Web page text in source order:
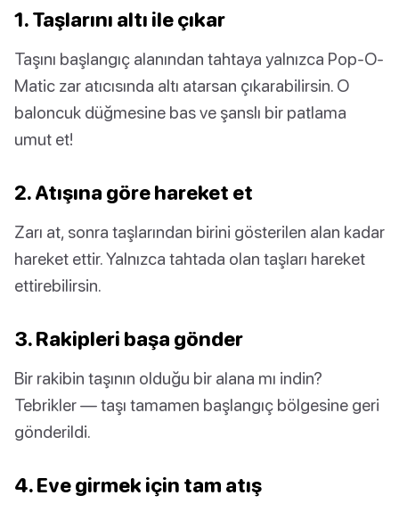
1. Taşlarını altı ile çıkar
Taşını başlangıç alanından tahtaya yalnızca Pop-O-
Matic zar atıcısında altı atarsan çıkarabilirsin. O
baloncuk düğmesine bas ve şanslı bir patlama
umut et!
2. Atışına göre hareket et
Zarı at, sonra taşlarından birini gösterilen alan kadar
hareket ettir. Yalnızca tahtada olan taşları hareket
ettirebilirsin.
3. Rakipleri başa gönder
Bir rakibin taşının olduğu bir alana mı indin?
Tebrikler — taşı tamamen başlangıç bölgesine geri
gönderildi.
4. Eve girmek için tam atış